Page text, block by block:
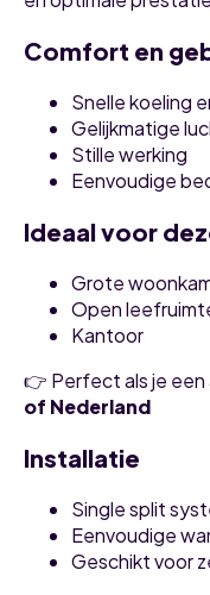
Comfort en
Snelle koeling
Gelijkmatige
Stille werking
Eenvoudige
Ideaal voor
Grote
Open
Kantoor
👉 Perfect als je een
of Nederland
Installatie
Single split
Eenvoudige
Geschikt voor